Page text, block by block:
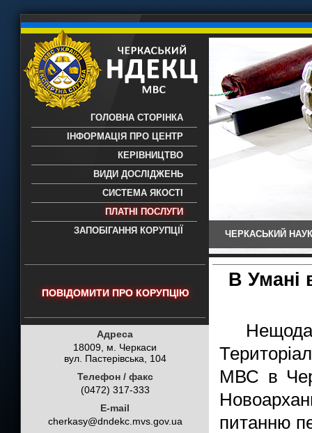
науково-дослідний експертно-
- проведення всих видів судових
експертиз
ГОЛОВНА СТОРІНКА
ІНФОРМАЦІЯ ПРО ЦЕНТР
КЕРІВНИЦТВО
ВИДИ ДОСЛІДЖЕНЬ
СИСТЕМА ЯКОСТІ
ПЛАТНІ ПОСЛУГИ
ЗАПОБІГАННЯ КОРУПЦІЇ
ЧЕРКАСЬКИЙ
ПОВІДОМИТИ ПРО КОРУПЦІЮ
Адреса
18009, м. Черкаси
вул. Пастерівська, 104
Телефон / факс
(0472) 317-333
E-mail
cherkasy@dndekc.mvs.gov.ua
В Умані
МВС в
питанню